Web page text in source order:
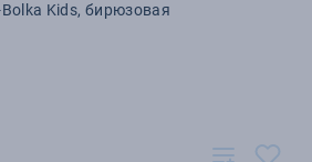
Kids, бирюзовая